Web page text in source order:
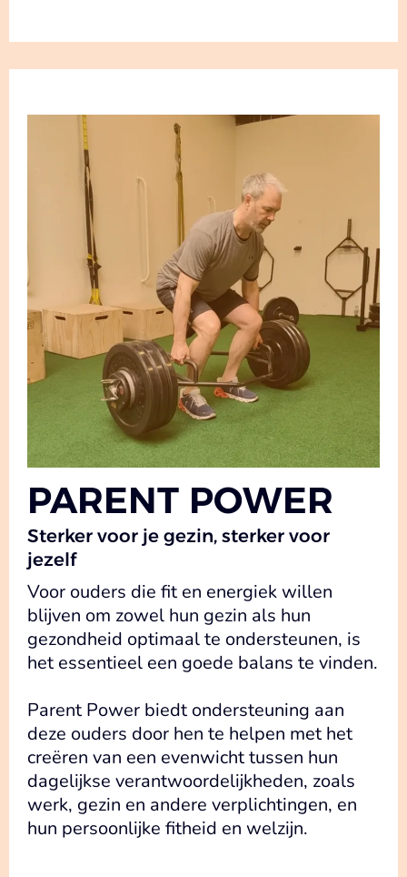
PARENT POWER
Sterker voor je gezin, sterker voor
jezelf
Voor ouders die fit en energiek willen
blijven om zowel hun gezin als hun
gezondheid optimaal te ondersteunen, is
het essentieel een goede balans te vinden.
Parent Power biedt ondersteuning aan
deze ouders door hen te helpen met het
creëren van een evenwicht tussen hun
dagelijkse verantwoordelijkheden, zoals
werk, gezin en andere verplichtingen, en
hun persoonlijke fitheid en welzijn.